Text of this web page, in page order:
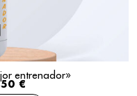
entrenador»
€